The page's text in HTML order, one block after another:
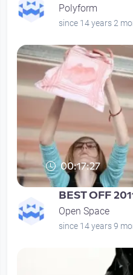
Polyform
since 14 years 2
00:17:27
BEST OFF
Open Space
since 14 years 9